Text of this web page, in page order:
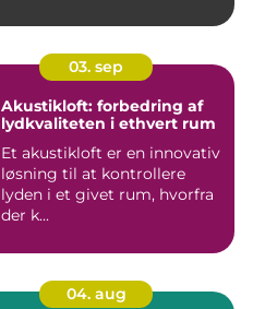
03. sep
Akustikloft: forbedring af
lydkvaliteten i ethvert rum
Et akustikloft er en innovativ
løsning til at kontrollere
lyden i et givet rum, hvorfra
der k...
04. aug